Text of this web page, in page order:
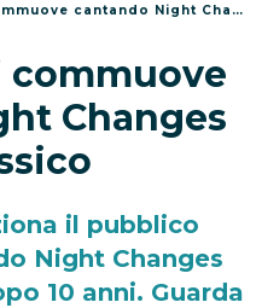
cantando Night Changes in Messico
commuove
Changes
il pubblico
Night Changes
10 anni. Guarda